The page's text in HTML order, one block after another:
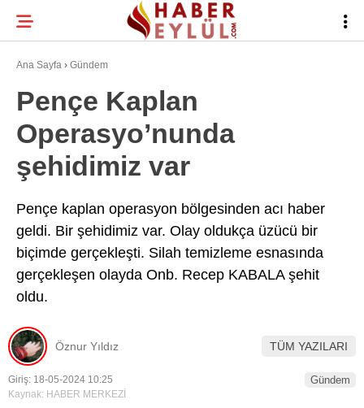
Facebook
Instagram
20.7
BURSA HABERLERI
BURSASPOR
EĞITIM
TEKNOLOJI
Ana Sayfa › Gündem
Pençe Kaplan
Operasyo’nunda
şehidimiz var
Pençe kaplan operasyon bölgesinden acı haber
geldi. Bir şehidimiz var. Olay oldukça üzücü bir
biçimde gerçekleşti. Silah temizleme esnasında
gerçekleşen olayda Onb. Recep KABALA şehit
oldu.
Öznur Yıldız TÜM YAZILARI
Giriş: 18-05-2024 10:25
Kaynak: HABER MERKEZİ
Gündem